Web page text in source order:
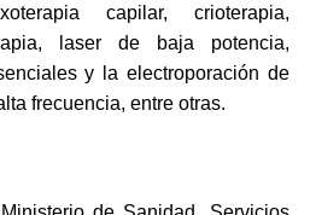
capilar, crioterapia,
laser de baja potencia,
y la electroporación de
frecuencia, entre otras.